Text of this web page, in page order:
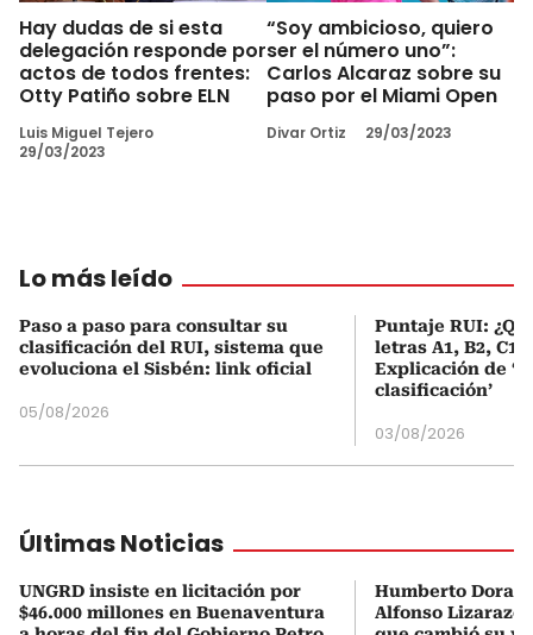
Hay dudas de si esta
delegación responde por
actos de todos frentes:
Otty Patiño sobre ELN
Luis Miguel Tejero
29/03/2023
“Soy ambicioso, quiero
ser el número uno”:
Carlos Alcaraz sobre su
paso por el Miami Open
Divar Ortiz 29/03/2023
Lo más leído
Paso a paso para consultar su
clasificación del RUI, sistema que
evoluciona el Sisbén: link oficial
05/08/2026
Puntaje RUI:
letras A1, B2, C1
Explicación de
clasificación’
03/08/2026
Últimas Noticias
UNGRD insiste en licitación por
$46.000 millones en Buenaventura
Humberto
Alfonso Lizarazo